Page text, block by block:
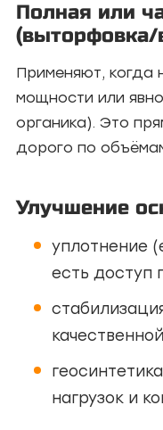
Полная или
Применяют, когда
мощности или
органика). Это
дорого по
Улучшение
уплотнение
есть доступ
нагрузок и